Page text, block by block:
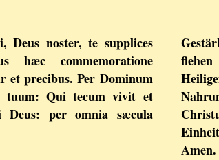
Deus noster, te supplices
hæc commemoratione
et precibus. Per Dominum
tuum: Qui tecum vivit et
Deus: per omnia sæcula
Amen.